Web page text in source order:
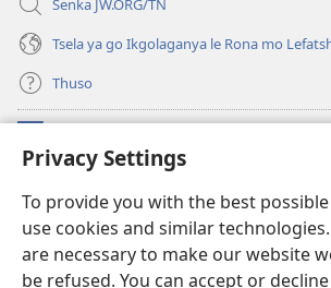
Privacy Settings
To provide you with the best
use cookies and similar
are necessary to make our website
be refused. You can accept or
Senka JW.ORG/TN
Tsela ya go Ikgolaganya le Rona mo
Thuso
(e
bula
nngwe)
LAEBORARI YA MO INTERNET
(e
bula
tsebe
e
JW Hub
(e
bula